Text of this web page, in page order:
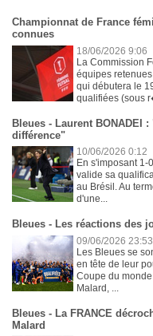
Championnat de France
connues
18/06/2026 9:06
La Commission
équipes
qui débutera le
qualifiées (sous
Bleues - Laurent BONADEI
différence"
10/06/2026 0:12
En s'imposant 1-
valide sa
au Brésil. Au
d'une...
Bleues - Les réactions des
09/06/2026 23:53
Les Bleues se
en tête de leur
Coupe du
Malard, ...
Bleues - La FRANCE
Malard